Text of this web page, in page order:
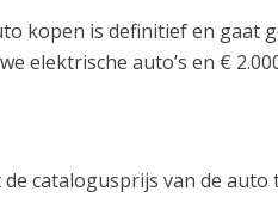
kopen is definitief en gaat
elektrische auto’s en €
catalogusprijs van de auto